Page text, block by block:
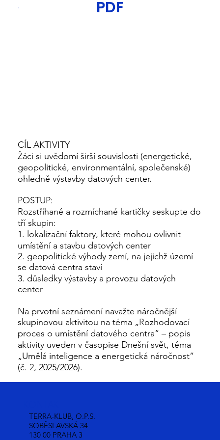
PDF
CÍL AKTIVITY
Žáci si uvědomí širší souvislosti (energetické,
geopolitické, environmentální, společenské)
ohledně výstavby datových center.
POSTUP:
Rozstříhané a rozmíchané kartičky seskupte do
tří skupin:
1. lokalizační faktory, které mohou ovlivnit
umístění a stavbu datových center
2. geopolitické výhody zemí, na jejichž území
se datová centra staví
3. důsledky výstavby a provozu datových
center
Na prvotní seznámení navažte náročnější
skupinovou aktivitou na téma „Rozhodovací
proces o umístění datového centra“ – popis
aktivity uveden v časopise Dnešní svět, téma
„Umělá inteligence a energetická náročnost“
(č. 2, 2025/2026).
TERRA-KLUB, O.P.S.
SOBĚSLAVSKÁ 34
130 00 PRAHA 3